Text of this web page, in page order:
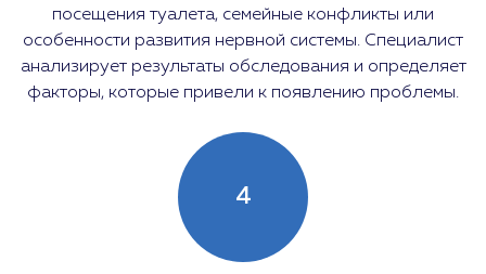
посещения туалета, семейные конфликты или
особенности развития нервной системы. Специалист
анализирует результаты обследования и определяет
факторы, которые привели к появлению проблемы.
4